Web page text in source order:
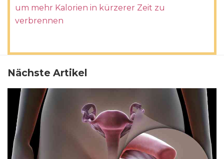
um mehr Kalorien in kürzerer Zeit zu
verbrennen
Nächste Artikel